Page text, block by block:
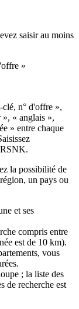
saisir au moins
»
clé, n° d'offre »,
», « anglais »,
» entre chaque
la possibilité de
un pays ou
et ses
compris entre
est de 10 km).
vous
; la liste des
de recherche est